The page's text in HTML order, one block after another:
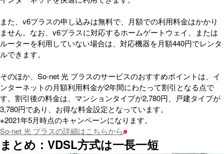
また、v6プラスの申し込みは無料で、月額での利用料金はかかり
ません。なお、v6プラスに対応するホームゲートウェイ、または
ルーターを利用していない場合は、対応機器を月額440円でレンタ
ルできます。
そのほか、So-net 光 プラスのサービスのおすすめポイントは、イ
ンターネットの月額利用料金が2年間にわたって割引となる点で
す。割引後の料金は、マンションタイプが2,780円、戸建タイプが
3,780円であり、お得な料金設定となっています。
※2021年5月時点のキャンペーンになります。
So-net 光 プラスの詳細はこちらから
まとめ：VDSL方式は一長一短